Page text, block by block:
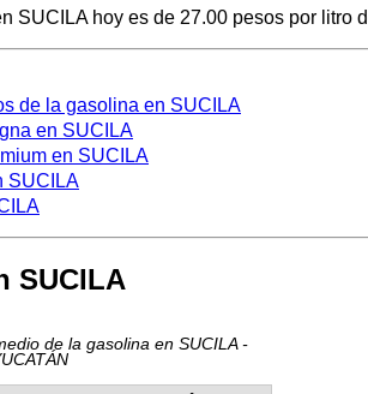
SUCILA hoy es de 27.00 pesos por
de la gasolina en SUCILA
en SUCILA
en SUCILA
SUCILA
SUCILA
de la gasolina en SUCILA -